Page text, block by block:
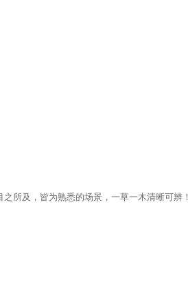
所及，皆为熟悉的场景，一草一木清晰可辨！